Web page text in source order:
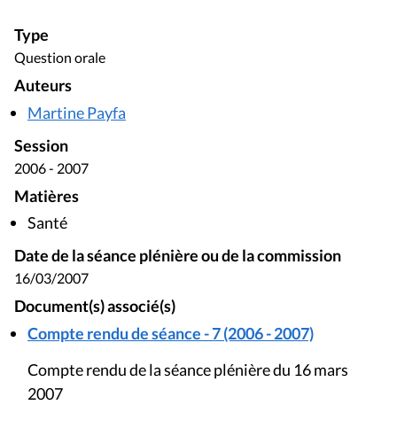
Type
Question orale
Auteurs
Martine Payfa
Session
2006 - 2007
Matières
Santé
Date de la séance plénière ou de la commission
16/03/2007
Document(s) associé(s)
Compte rendu de séance - 7 (2006 - 2007)
Compte rendu de la séance plénière du 16 mars
2007